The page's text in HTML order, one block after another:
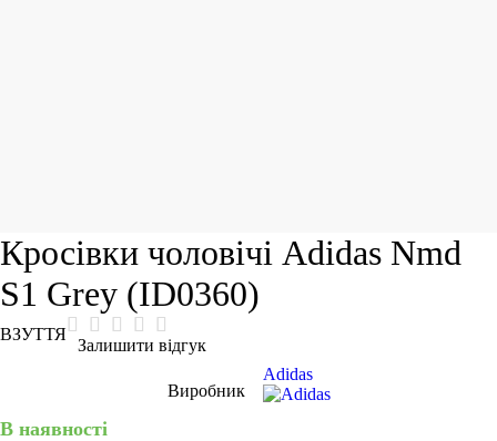
Кросівки чоловічі Adidas Nmd
S1 Grey (ID0360)
ВЗУТТЯ
Залишити відгук
Виробник
Adidas
В наявності